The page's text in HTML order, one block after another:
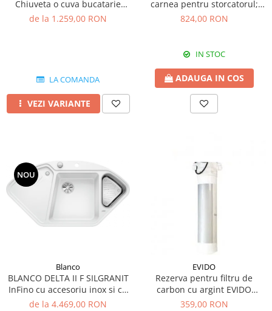
Chiuveta o cuva bucatarie
silgranit 86x50 cm
de la 1.259,00 RON
LA COMANDA
VEZI VARIANTE
carnea pentru storcatorul;
electric Reber 9000N
824,00 RON
IN STOC
ADAUGA IN COS
NOU
Blanco
BLANCO DELTA II F SILGRANIT
InFino cu accesoriu inox si cu
excentric
de la 4.469,00 RON
EVIDO
Rezerva pentru filtru de
carbon cu argint EVIDO
GREEN pentru bateriile de
359,00 RON